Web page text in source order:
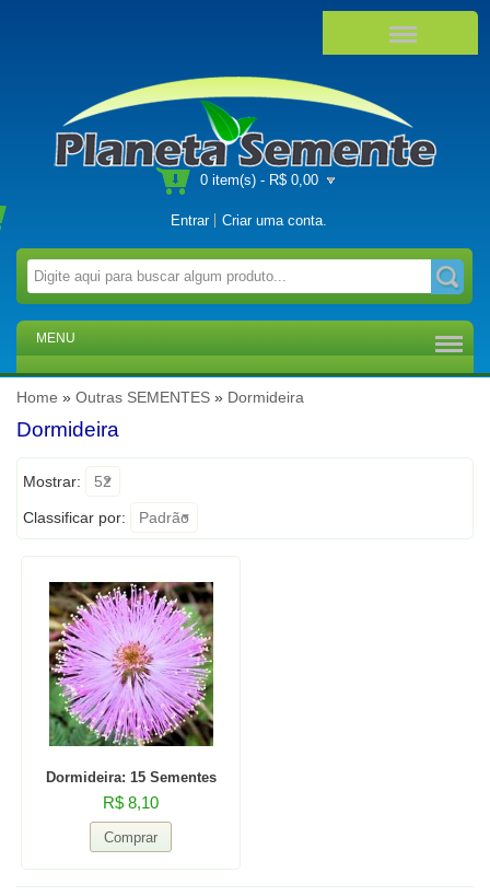
Entrar Criar uma conta.
0 item(s) - R$ 0,00
MENU
Home » Outras SEMENTES » Dormideira
Dormideira
Mostrar: 52
Classificar por: Padrão
Dormideira: 15 Sementes
R$ 8,10